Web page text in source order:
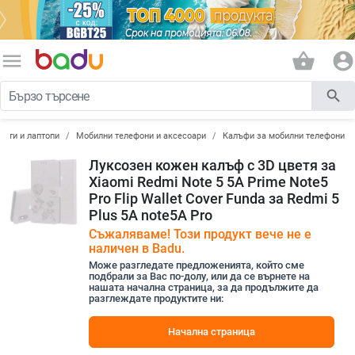
menu shopping_basket account_circle
search
и лаптопи Мобилни телефони и аксесоари Калъфи за мобилни телефони
Луксозен кожен калъф с 3D цветя за
Xiaomi Redmi Note 5 5A Prime Note5
Pro Flip Wallet Cover Funda за Redmi 5
Plus 5A note5A Pro
Съжаляваме! Този продукт вече не е
наличен в Badu.
Може разгледате предложенията, който сме
подбрали за Вас по-долу, или да се върнете на
нашата начална страница, за да продължите да
разглеждате продуктите ни:
Начална страница